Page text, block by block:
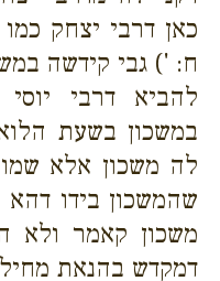
כאן דרבי יצחק
ח: ') גבי קידשה
להביא דרבי
במשכון בשעת
לה משכון אלא
שהמשכון בידו
משכון קאמר ולא
דמקדש בהנאת